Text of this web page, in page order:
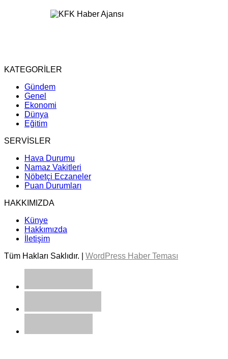
KATEGORİLER
Gündem
Genel
Ekonomi
Dünya
Eğitim
SERVİSLER
Hava Durumu
Namaz Vakitleri
Nöbetçi Eczaneler
Puan Durumları
HAKKIMIZDA
Künye
Hakkımızda
İletişim
Tüm Hakları Saklıdır. | WordPress Haber Teması